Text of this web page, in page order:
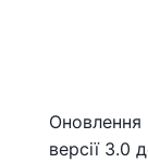
Оновлення
версії 3.0